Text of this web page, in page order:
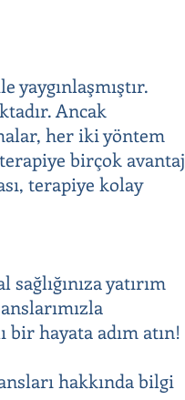
yaygınlaşmıştır.
Ancak
her iki yöntem
birçok avantaj
terapiye kolay
yatırım
hayata adım atın!
hakkında bilgi